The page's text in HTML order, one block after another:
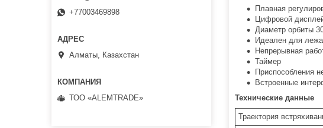
Плавная
Цифровой
Диаметр орбиты
Идеален для
Непрерывная
Таймер
Приспособления
Встроенные
Технические данные
Траектория
+77003469898
Алматы, Казахстан
ТОО «ALEMTRADE»